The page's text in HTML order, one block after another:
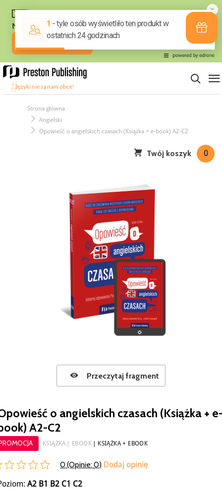
Strona główna
Angielski
Opowieść o angielskich czasach (Książka + e-book) A2-C2
Twój koszyk 0
Przeczytaj fragment
o angielskich czasach (Książka +
A2-C2
KSIĄŻKA EBOOK KSIĄŻKA + EBOOK
0 (Opinie:0) Dodaj opinię
A2 B1 B2 C1 C2